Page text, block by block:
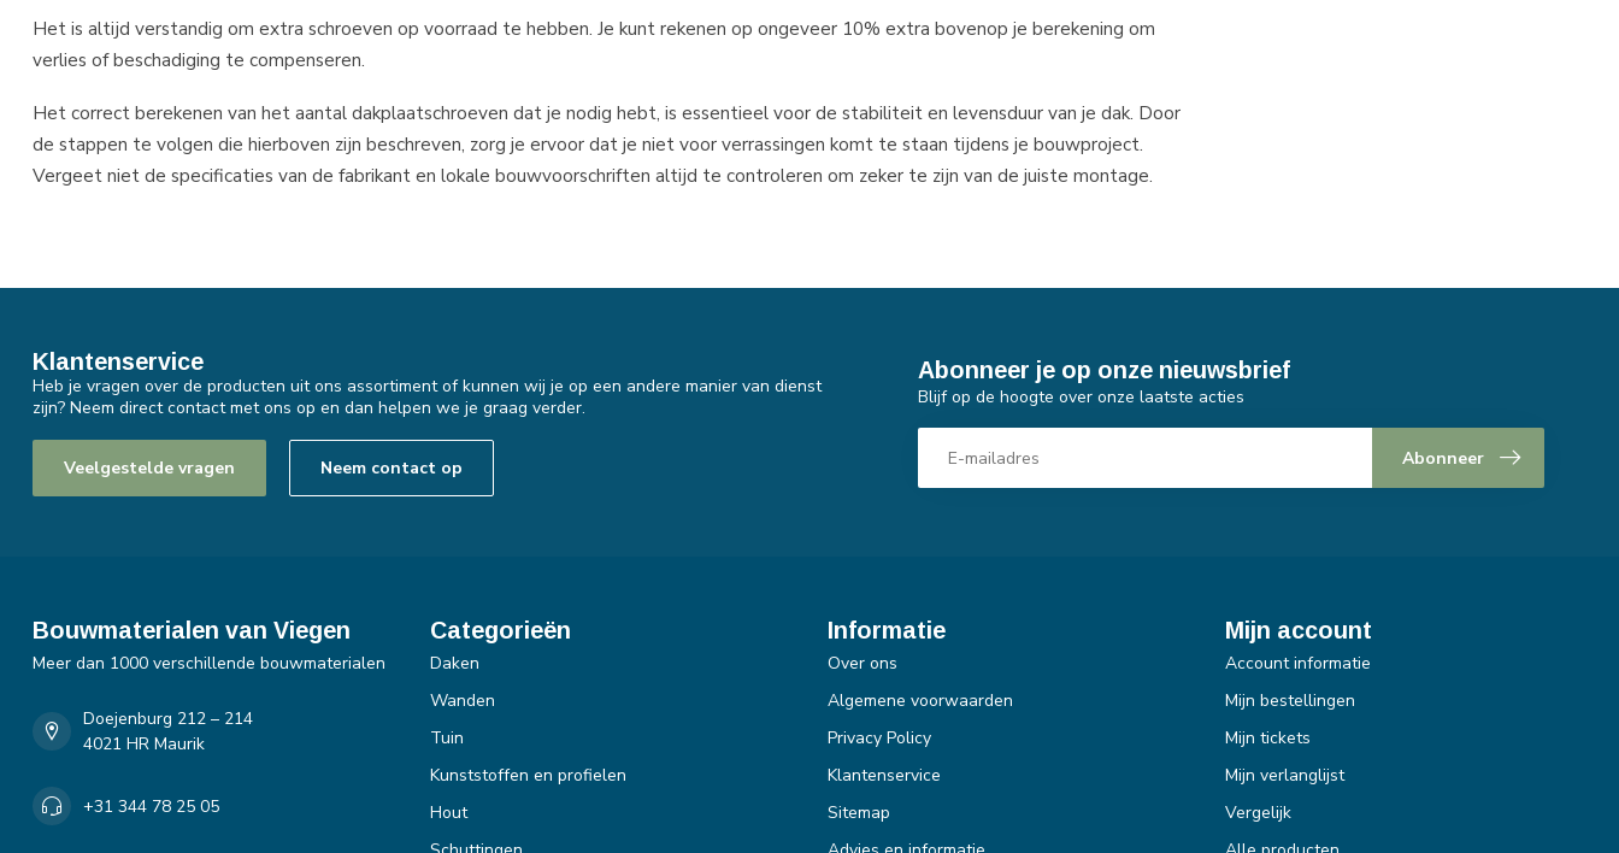
Het is altijd verstandig om extra schroeven op voorraad te hebben. Je kunt rekenen op ongeveer 10% extra bovenop je berekening om
verlies of beschadiging te compenseren.
Het correct berekenen van het aantal dakplaatschroeven dat je nodig hebt, is essentieel voor de stabiliteit en levensduur van je dak. Door
de stappen te volgen die hierboven zijn beschreven, zorg je ervoor dat je niet voor verrassingen komt te staan tijdens je bouwproject.
Vergeet niet de specificaties van de fabrikant en lokale bouwvoorschriften altijd te controleren om zeker te zijn van de juiste montage.
Klantenservice
Heb je vragen over de producten uit ons assortiment of kunnen wij je op een andere manier van dienst
zijn? Neem direct contact met ons op en dan helpen we je graag verder.
Veelgestelde vragen Neem contact op
Abonneer je op onze nieuwsbrief
Blijf op de hoogte over onze laatste acties
Abonneer
Bouwmaterialen van Viegen
Meer dan 1000 verschillende bouwmaterialen
Doejenburg 212 – 214
4021 HR Maurik
+31 344 78 25 05
Categorieën
Daken
Wanden
Tuin
Kunststoffen en profielen
Hout
Informatie
Over ons
Algemene voorwaarden
Privacy Policy
Klantenservice
Sitemap
Mijn account
Account informatie
Mijn bestellingen
Mijn tickets
Mijn verlanglijst
Vergelijk